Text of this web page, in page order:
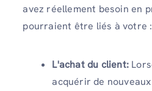
avez réellement besoin en
pourraient être liés à votre :
L'achat du client:
acquérir de